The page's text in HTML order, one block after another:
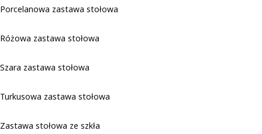
Porcelanowa zastawa stołowa
Różowa zastawa stołowa
Szara zastawa stołowa
Turkusowa zastawa stołowa
Zastawa stołowa ze szkła